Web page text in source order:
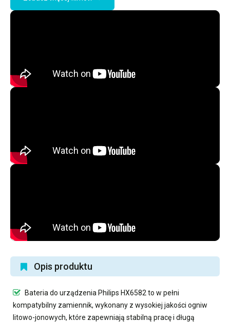
Opis produktu
Bateria do urządzenia Philips HX6582 to w pełni
kompatybilny zamiennik, wykonany z wysokiej jakości ogniw
litowo-jonowych, które zapewniają stabilną pracę i długą